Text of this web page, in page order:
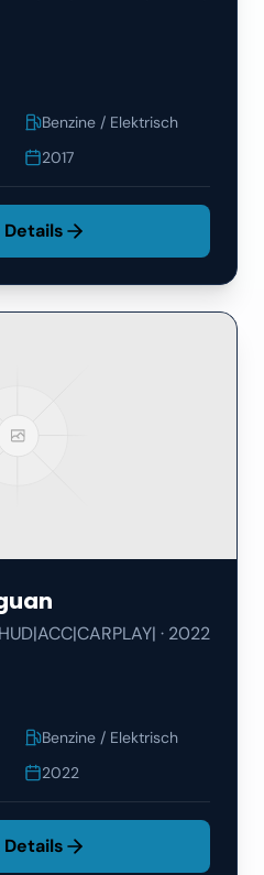
Benzine / Elektrisch
2017
Details
· 2022
Benzine / Elektrisch
2022
Details